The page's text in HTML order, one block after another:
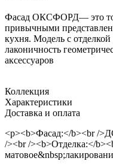
Фасад ОКСФОРД— это
привычными
кухня. Модель с
лаконичность
аксессуаров
Коллекция
Характеристики
Доставка и оплата
<p><b>Фасад:</b><br /
/><br /><b>Отделка:</